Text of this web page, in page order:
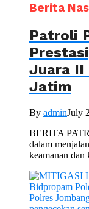
Berita
Patroli
Juara II
Jatim
By adminJuly
BERITA
dalam
keamanan dan